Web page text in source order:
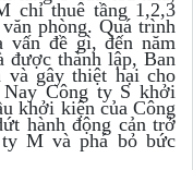
chỉ thuê tầng 1,2,3
phòng. Quá trình
vấn đề gì, đến năm
được thành lập, Ban
và gây thiệt hại cho
Công ty S khởi
khởi kiện của Công
hành động cản trở
ty M và phá bỏ bức